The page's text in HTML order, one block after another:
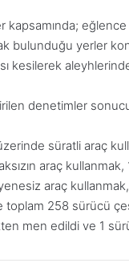
eğlence
bulunduğu yerler
kesilerek
denetimler
süratli araç
araç kullanmak,
araç
toplam 258 sürücü
men edildi ve 1